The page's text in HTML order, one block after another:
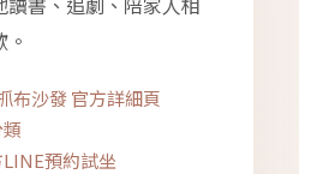
布沙發 官方詳細頁
預約試坐